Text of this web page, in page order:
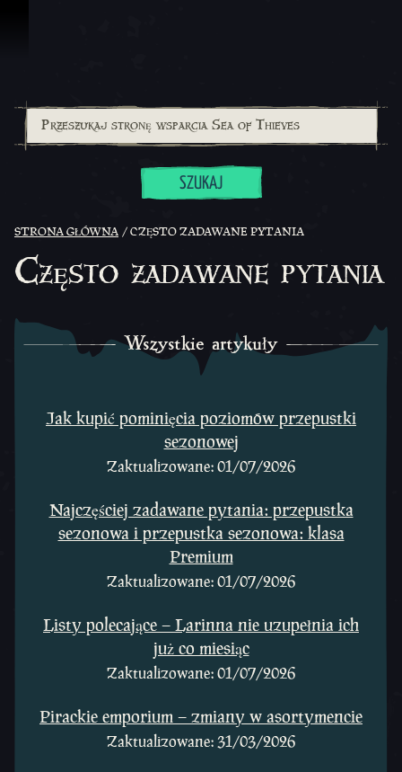
SZUKAJ
STRONA GŁÓWNA CZĘSTO ZADAWANE PYTANIA
Często zadawane pytania
Wszystkie artykuły
Jak kupić pominięcia poziomów przepustki
sezonowej
Zaktualizowane: 01/07/2026
Najczęściej zadawane pytania: przepustka
sezonowa i przepustka sezonowa: klasa
Premium
Zaktualizowane: 01/07/2026
Listy polecające – Larinna nie uzupełnia ich
już co miesiąc
Zaktualizowane: 01/07/2026
Pirackie emporium – zmiany w asortymencie
Zaktualizowane: 31/03/2026